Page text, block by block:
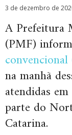
3 de dezembro de
A Prefeitura
(PMF)
na manhã
atendidas
parte do
Catarina.